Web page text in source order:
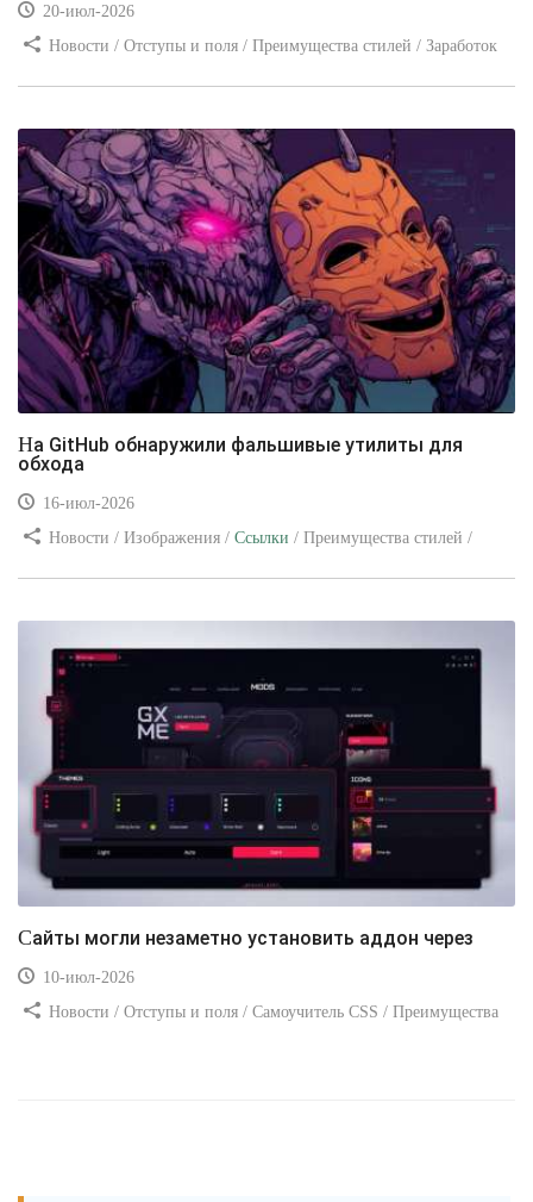
20-июл-2026
Новости / Отступы и поля / Преимущества стилей / Заработок
На GitHub обнаружили фальшивые утилиты для
обхода
16-июл-2026
Новости / Изображения / Ссылки / Преимущества стилей /
Сайты могли незаметно установить аддон через
10-июл-2026
Новости / Отступы и поля / Самоучитель CSS / Преимущества